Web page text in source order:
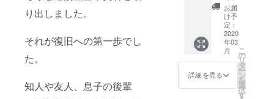
り出しました。
それが復旧への第一歩でし
た。
知人や友人、息子の後輩
で、遅
れる場
合がご
ざいま
す。予
めご了
さい。
※お名前
のみ)。
※ 送料
込の価
格にな
りま
す。 ※
画像は
イメー
シャル
サイト
の特設
ページ
にお名
前を掲
載しま
す(ご希
会より
お礼の
サンク
スメー
ルにプ
ラスし
て、ト
マト
ジュー
ス
お届
け予
定：
2020
年03
月
詳細を見る
こ
の
リ
タ
ー
ン
を
選
択
す